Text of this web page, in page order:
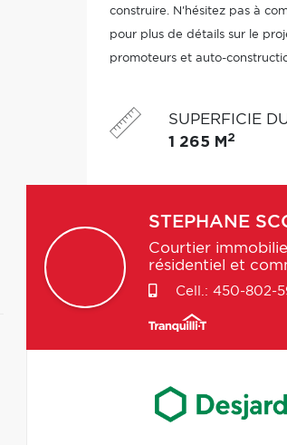
construire. N'hésitez pas à
pour plus de détails sur le
promoteurs et auto-
SUPERFICIE
1 265 M 2
STEPHANE
Courtier
résidentiel et
Cell.: 450-802-